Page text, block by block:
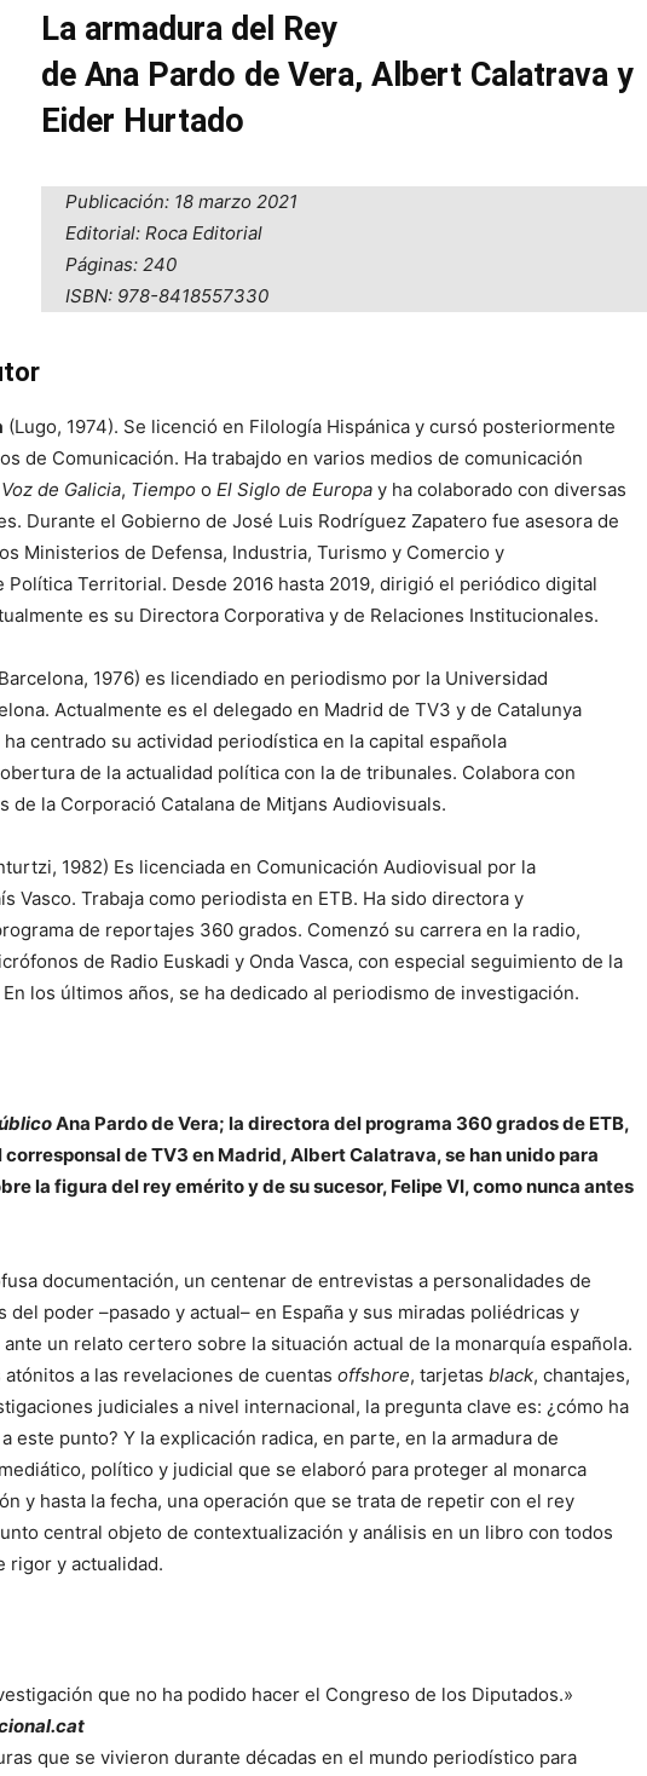
La armadura del Rey
de Ana Pardo de Vera, Albert Calatrava y
Eider Hurtado
Publicación: 18 marzo 2021
Editorial: Roca Editorial
Páginas: 240
ISBN: 978-8418557330
(Lugo, 1974). Se licenció en Filología Hispánica y cursó posteriormente
de Comunicación. Ha trabajdo en varios medios de comunicación
de Galicia, Tiempo o El Siglo de Europa y ha colaborado con diversas
Durante el Gobierno de José Luis Rodríguez Zapatero fue asesora de
Ministerios de Defensa, Industria, Turismo y Comercio y
Política Territorial. Desde 2016 hasta 2019, dirigió el periódico digital
es su Directora Corporativa y de Relaciones Institucionales.
1976) es licendiado en periodismo por la Universidad
Actualmente es el delegado en Madrid de TV3 y de Catalunya
ha centrado su actividad periodística en la capital española
de la actualidad política con la de tribunales. Colabora con
de la Corporació Catalana de Mitjans Audiovisuals.
1982) Es licenciada en Comunicación Audiovisual por la
Vasco. Trabaja como periodista en ETB. Ha sido directora y
de reportajes 360 grados. Comenzó su carrera en la radio,
de Radio Euskadi y Onda Vasca, con especial seguimiento de la
los últimos años, se ha dedicado al periodismo de investigación.
Ana Pardo de Vera; la directora del programa 360 grados de ETB,
corresponsal de TV3 en Madrid, Albert Calatrava, se han unido para
la figura del rey emérito y de su sucesor, Felipe VI, como nunca antes
documentación, un centenar de entrevistas a personalidades de
del poder –pasado y actual– en España y sus miradas poliédricas y
un relato certero sobre la situación actual de la monarquía española.
a las revelaciones de cuentas offshore, tarjetas black, chantajes,
judiciales a nivel internacional, la pregunta clave es: ¿cómo ha
este punto? Y la explicación radica, en parte, en la armadura de
político y judicial que se elaboró para proteger al monarca
y hasta la fecha, una operación que se trata de repetir con el rey
central objeto de contextualización y análisis en un libro con todos
rigor y actualidad.
que no ha podido hacer el Congreso de los Diputados.»
que se vivieron durante décadas en el mundo periodístico para